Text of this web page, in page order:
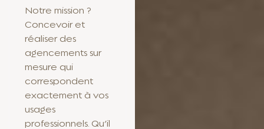
Notre mission ?
Concevoir et
réaliser des
agencements sur
mesure qui
correspondent
exactement à vos
usages
professionnels. Qu’il